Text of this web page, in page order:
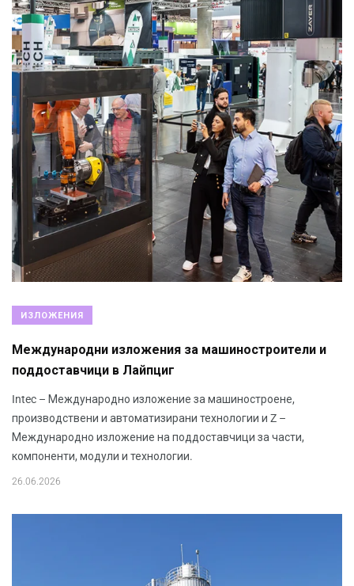
ИЗЛОЖЕНИЯ
Международни изложения за машиностроители и
поддоставчици в Лайпциг
Intec – Международно изложение за машиностроене,
производствени и автоматизирани технологии и Z –
Международно изложение на поддоставчици за части,
компоненти, модули и технологии.
26.06.2026